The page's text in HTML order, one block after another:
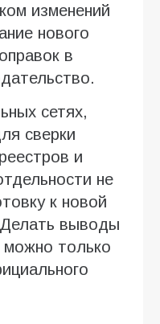
изменений
нового
в
сетях,
сверки
и
не
к новой
выводы
только